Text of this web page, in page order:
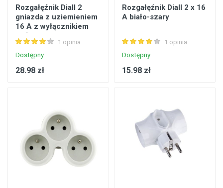
Rozgałęźnik Diall 2
gniazda z uziemieniem
16 A z wyłącznikiem
biało-szary
1 opinia
Dostępny
28.98 zł
Rozgałęźnik Diall 2 x 16
A biało-szary
1 opinia
Dostępny
15.98 zł